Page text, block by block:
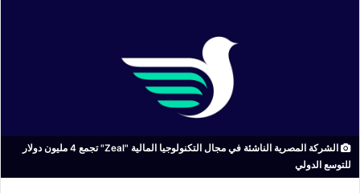
الشركة المصرية الناشئة في مجال التكنولوجيا المالية "Zeal" تجمع 4 مليون دولار
للتوسع الدولي